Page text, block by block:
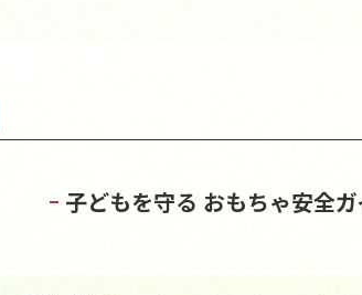
子どもを守る おもちゃ安全